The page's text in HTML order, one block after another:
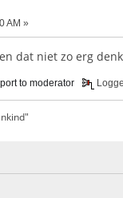
AM »
dat niet zo erg
to moderator